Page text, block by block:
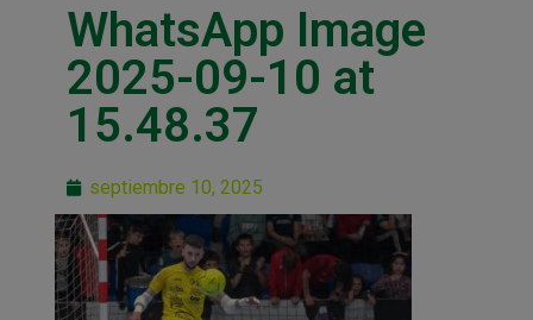
WhatsApp Image
2025-09-10 at
15.48.37
septiembre 10, 2025